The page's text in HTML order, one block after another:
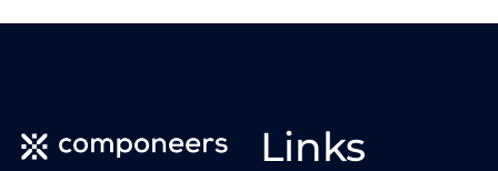
Links